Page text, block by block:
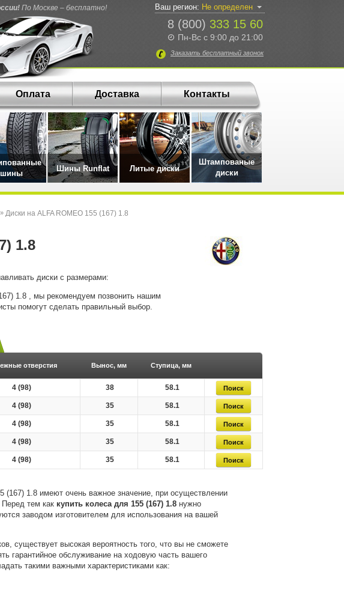
По Москве – бесплатно!
8 (800) 333 15 60
Пн-Вс с 9:00 до 21:00
Заказать бесплатный звонок
Ваш регион: Не определен
Оплата Доставка Контакты
шины
Шины Runflat Литые диски
Штампованые
диски
» Диски на ALFA ROMEO 155 (167) 1.8
1.8
диски с размерами:
1.8 , мы рекомендуем позвонить нашим
помогут сделать правильный выбор.
отверстия Вынос, мм Ступица, мм
4 (98) 38 58.1
4 (98) 35 58.1
4 (98) 35 58.1
4 (98) 35 58.1
4 (98) 35 58.1
1.8 имеют очень важное значение, при осуществлении
тем как купить колеса для 155 (167) 1.8 нужно
заводом изготовителем для использования на вашей
существует высокая вероятность того, что вы не сможете
гарантийное обслуживание на ходовую часть вашего
такими важными характеристиками как: